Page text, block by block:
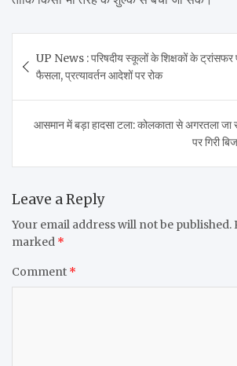
navigation
UP News : परिषदीय स्कूलों के शिक्षकों के ट्रांसफर
फैसला, प्रत्यावर्तन आदेशों पर रोक
आसमान में बड़ा हादसा टला: कोलकाता से अगरतला
पर गिरी
Leave a Reply
Your email address will not be published.
marked *
Comment *